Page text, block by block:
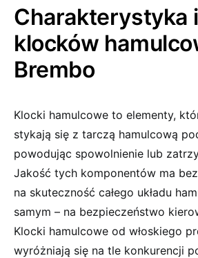
Charakterystyka
klocków
Brembo
Klocki hamulcowe to elementy,
stykają się z tarczą hamulcową
powodując spowolnienie lub
Jakość tych komponentów ma
na skuteczność całego układu
samym – na bezpieczeństwo
Klocki hamulcowe od włoskiego
wyróżniają się na tle konkurencji